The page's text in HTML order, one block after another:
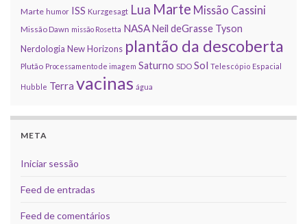
Marte humor ISS Kurzgesagt Lua Marte Missão Cassini
Missão Dawn missão Rosetta NASANeil deGrasse Tyson
Nerdologia New Horizons plantão da descoberta
Plutão Processamento de imagem Saturno SDO Sol Telescópio Espacial
Hubble Terra vacinas água
META
Iniciar sessão
Feed de entradas
Feed de comentários